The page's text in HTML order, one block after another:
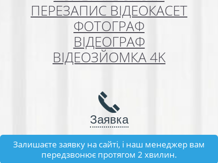
ПЕРЕЗАПИС ВІДЕОКАСЕТ
ФОТОГРАФ
ВІДЕОГРАФ
ВІДЕОЗЙОМКА 4K
Заявка
Залишаєте заявку на сайті, і наш менеджер вам
передзвонює протягом 2 хвилин.